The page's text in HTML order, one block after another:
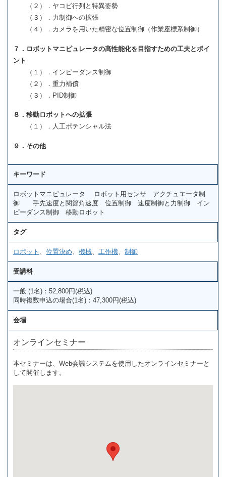
（２）．ヤコビ行列と特異姿勢
（３）．力制御への拡張
（４）．カメラを用いた精密な位置制御（作業座標系制御）
７．ロボットマニピュレータの高性能化を目指すための工夫とポイ
ント
（１）．インピーダンス制御
（２）．重力補償
（３）．PID制御
８．移動ロボットへの拡張
（１）．人工ポテンシャル法
９．その他
キーワード
ロボットマニピュレータ ロボット用センサ アクチュエータ制
御 手先速度と関節角速度 位置制御 速度制御と力制御 イン
ピーダンス制御 移動ロボット
タグ
ロボット 位置決め 機械 工作機 制御
受講料
一般 (1名)：52,800円(税込)
同時複数申込の場合(1名)：47,300円(税込)
会場
オンラインセミナー
本セミナーは、Web会議システムを使用したオンラインセミナーと
して開催します。